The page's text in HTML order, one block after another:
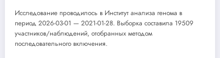
Исследование проводилось в Институт анализа генома в
период 2026-03-01 — 2021-01-28. Выборка составила 19509
участников/наблюдений, отобранных методом
последовательного включения.